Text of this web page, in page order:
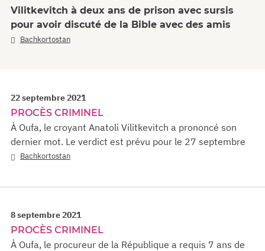
Vilitkevitch à deux ans de prison avec sursis
pour avoir discuté de la Bible avec des amis
Bachkortostan
22 septembre 2021
PROCÈS CRIMINEL
À Oufa, le croyant Anatoli Vilitkevitch a prononcé son
dernier mot. Le verdict est prévu pour le 27 septembre
Bachkortostan
8 septembre 2021
PROCÈS CRIMINEL
À Oufa, le procureur de la République a requis 7 ans de